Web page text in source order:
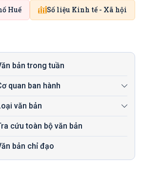
Huế Số liệu Kinh tế - Xã hội
bản trong tuần
quan ban hành
văn bản
cứu toàn bộ văn bản
bản chỉ đạo